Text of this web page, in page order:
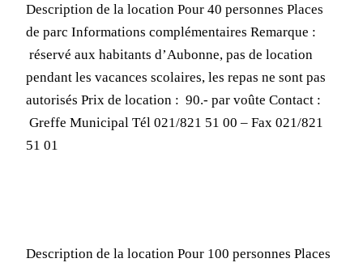
Description de la location Pour 40 personnes Places
de parc Informations complémentaires Remarque :
réservé aux habitants d’Aubonne, pas de location
pendant les vacances scolaires, les repas ne sont pas
autorisés Prix de location : 90.- par voûte Contact :
Greffe Municipal Tél 021/821 51 00 – Fax 021/821
51 01
Description de la location Pour 100 personnes Places